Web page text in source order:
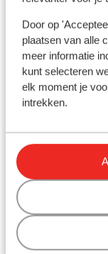
Door op
plaatsen van alle
meer informatie
kunt selecteren
elk moment je
intrekken.
Centrum: 800
Luchthaven
Pinautomaat:
Skibushalte: 10
Skilift: 500 m
Restaurant: 25
Skipas, -les